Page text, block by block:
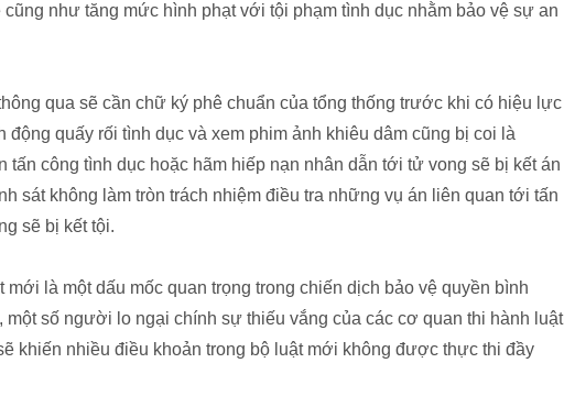
như tăng mức hình phạt với tội phạm tình dục nhằm bảo vệ sự an
qua sẽ cần chữ ký phê chuẩn của tổng thống trước khi có hiệu lực
động quấy rối tình dục và xem phim ảnh khiêu dâm cũng bị coi là
công tình dục hoặc hãm hiếp nạn nhân dẫn tới tử vong sẽ bị kết án
sát không làm tròn trách nhiệm điều tra những vụ án liên quan tới tấn
sẽ bị kết tội.
là một dấu mốc quan trọng trong chiến dịch bảo vệ quyền bình
số người lo ngại chính sự thiếu vắng của các cơ quan thi hành luật
khiến nhiều điều khoản trong bộ luật mới không được thực thi đầy